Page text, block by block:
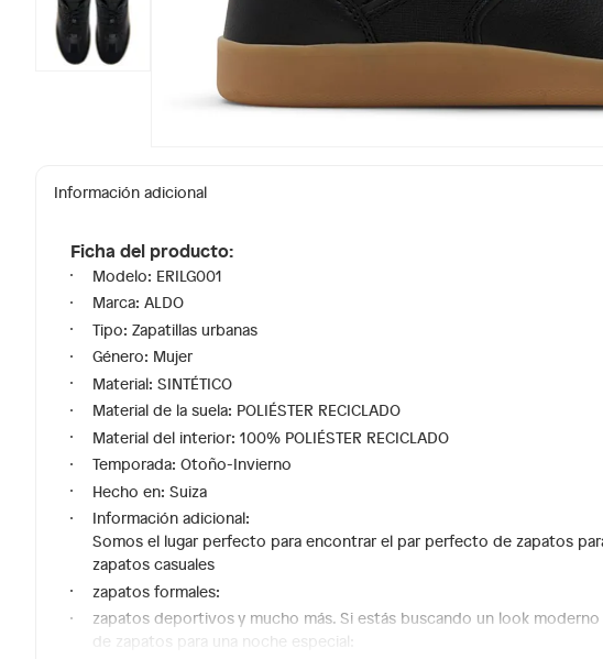
Información adicional
Ficha del producto:
Modelo: ERILG001
Marca: ALDO
Tipo: Zapatillas urbanas
Género: Mujer
Material: SINTÉTICO
Material de la suela: POLIÉSTER RECICLADO
Material del interior: 100% POLIÉSTER RECICLADO
Temporada: Otoño-Invierno
Hecho en: Suiza
Información adicional:
Somos el lugar perfecto para encontrar el par perfecto de zapatos
zapatos casuales
zapatos formales:
zapatos deportivos y mucho más. Si estás buscando un look
de zapatos para una noche especial: